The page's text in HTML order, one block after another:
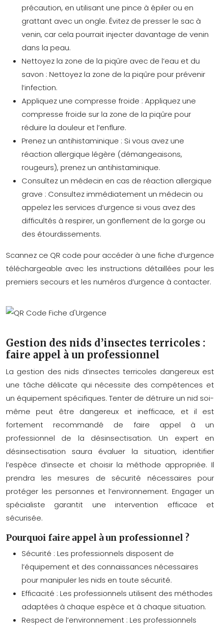
précaution, en utilisant une pince à épiler ou en
grattant avec un ongle. Évitez de presser le sac à
venin, car cela pourrait injecter davantage de venin
dans la peau.
Nettoyez la zone de la piqûre avec de l’eau et du
savon : Nettoyez la zone de la piqûre pour prévenir
l’infection.
Appliquez une compresse froide : Appliquez une
compresse froide sur la zone de la piqûre pour
réduire la douleur et l’enflure.
Prenez un antihistaminique : Si vous avez une
réaction allergique légère (démangeaisons,
rougeurs), prenez un antihistaminique.
Consultez un médecin en cas de réaction allergique
grave : Consultez immédiatement un médecin ou
appelez les services d’urgence si vous avez des
difficultés à respirer, un gonflement de la gorge ou
des étourdissements.
Scannez ce QR code pour accéder à une fiche d’urgence
téléchargeable avec les instructions détaillées pour les
premiers secours et les numéros d’urgence à contacter.
Gestion des nids d’insectes terricoles :
faire appel à un professionnel
La gestion des nids d’insectes terricoles dangereux est
une tâche délicate qui nécessite des compétences et
un équipement spécifiques. Tenter de détruire un nid soi-
même peut être dangereux et inefficace, et il est
fortement recommandé de faire appel à un
professionnel de la désinsectisation. Un expert en
désinsectisation saura évaluer la situation, identifier
l’espèce d’insecte et choisir la méthode appropriée. Il
prendra les mesures de sécurité nécessaires pour
protéger les personnes et l’environnement. Engager un
spécialiste garantit une intervention efficace et
sécurisée.
Pourquoi faire appel à un professionnel ?
Sécurité : Les professionnels disposent de
l’équipement et des connaissances nécessaires
pour manipuler les nids en toute sécurité.
Efficacité : Les professionnels utilisent des méthodes
adaptées à chaque espèce et à chaque situation.
Respect de l’environnement : Les professionnels